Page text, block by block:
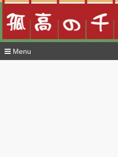
Menu